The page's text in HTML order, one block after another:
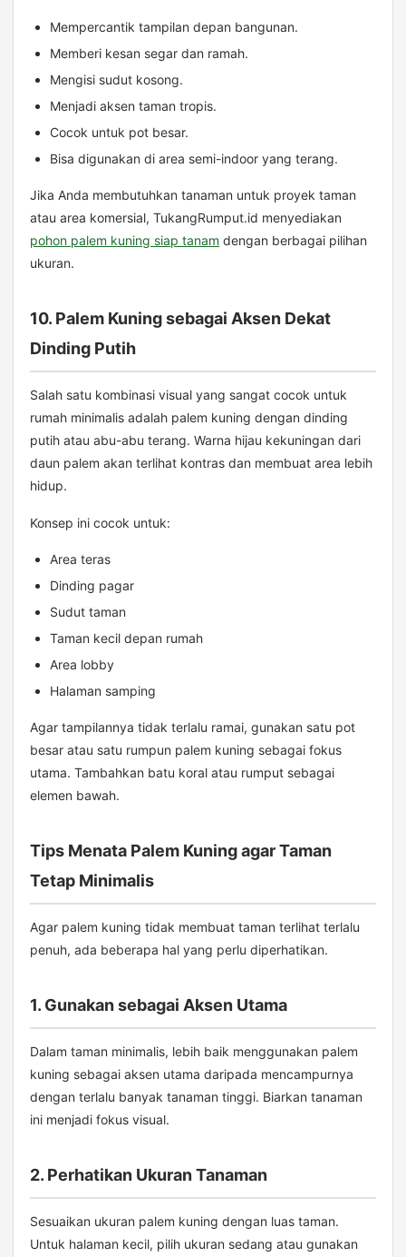
Mempercantik tampilan depan bangunan.
Memberi kesan segar dan ramah.
Mengisi sudut kosong.
Menjadi aksen taman tropis.
Cocok untuk pot besar.
Bisa digunakan di area semi-indoor yang terang.
Jika Anda membutuhkan tanaman untuk proyek taman
atau area komersial, TukangRumput.id menyediakan
pohon palem kuning siap tanam dengan berbagai pilihan
ukuran.
10. Palem Kuning sebagai Aksen Dekat
Dinding Putih
Salah satu kombinasi visual yang sangat cocok untuk
rumah minimalis adalah palem kuning dengan dinding
putih atau abu-abu terang. Warna hijau kekuningan dari
daun palem akan terlihat kontras dan membuat area lebih
hidup.
Konsep ini cocok untuk:
Area teras
Dinding pagar
Sudut taman
Taman kecil depan rumah
Area lobby
Halaman samping
Agar tampilannya tidak terlalu ramai, gunakan satu pot
besar atau satu rumpun palem kuning sebagai fokus
utama. Tambahkan batu koral atau rumput sebagai
elemen bawah.
Tips Menata Palem Kuning agar Taman
Tetap Minimalis
Agar palem kuning tidak membuat taman terlihat terlalu
penuh, ada beberapa hal yang perlu diperhatikan.
1. Gunakan sebagai Aksen Utama
Dalam taman minimalis, lebih baik menggunakan palem
kuning sebagai aksen utama daripada mencampurnya
dengan terlalu banyak tanaman tinggi. Biarkan tanaman
ini menjadi fokus visual.
2. Perhatikan Ukuran Tanaman
Sesuaikan ukuran palem kuning dengan luas taman.
Untuk halaman kecil, pilih ukuran sedang atau gunakan